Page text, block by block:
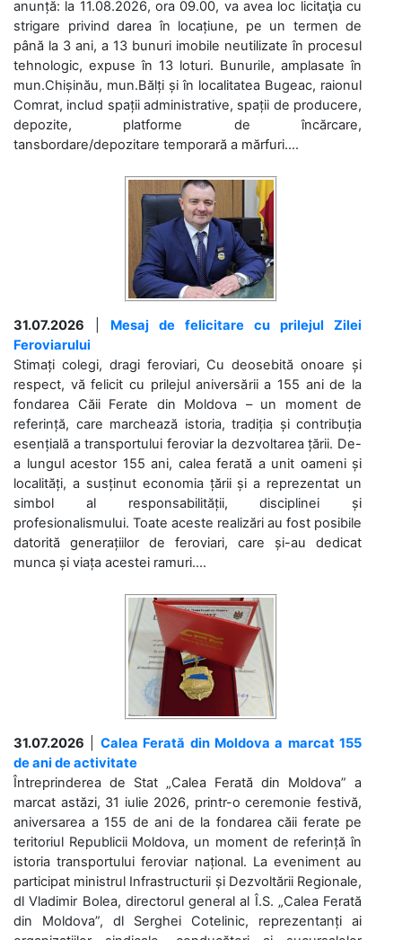
anunță: la 11.08.2026, ora 09.00, va avea loc licitaţia cu
strigare privind darea în locațiune, pe un termen de
până la 3 ani, a 13 bunuri imobile neutilizate în procesul
tehnologic, expuse în 13 loturi. Bunurile, amplasate în
mun.Chișinău, mun.Bălți și în localitatea Bugeac, raionul
Comrat, includ spații administrative, spații de producere,
depozite, platforme de încărcare,
tansbordare/depozitare temporară a mărfuri....
31.07.2026
Mesaj de felicitare cu prilejul Zilei
Feroviarului
Stimați colegi, dragi feroviari, Cu deosebită onoare și
respect, vă felicit cu prilejul aniversării a 155 ani de la
fondarea Căii Ferate din Moldova – un moment de
referință, care marchează istoria, tradiția și contribuția
esențială a transportului feroviar la dezvoltarea țării. De-
a lungul acestor 155 ani, calea ferată a unit oameni și
localități, a susținut economia țării și a reprezentat un
simbol al responsabilității, disciplinei și
profesionalismului. Toate aceste realizări au fost posibile
datorită generațiilor de feroviari, care și-au dedicat
munca și viața acestei ramuri....
31.07.2026
Calea Ferată din Moldova a marcat 155
de ani de activitate
Întreprinderea de Stat „Calea Ferată din Moldova” a
marcat astăzi, 31 iulie 2026, printr-o ceremonie festivă,
aniversarea a 155 de ani de la fondarea căii ferate pe
teritoriul Republicii Moldova, un moment de referință în
istoria transportului feroviar național. La eveniment au
participat ministrul Infrastructurii și Dezvoltării Regionale,
dl Vladimir Bolea, directorul general al Î.S. „Calea Ferată
din Moldova”, dl Serghei Cotelinic, reprezentanți ai